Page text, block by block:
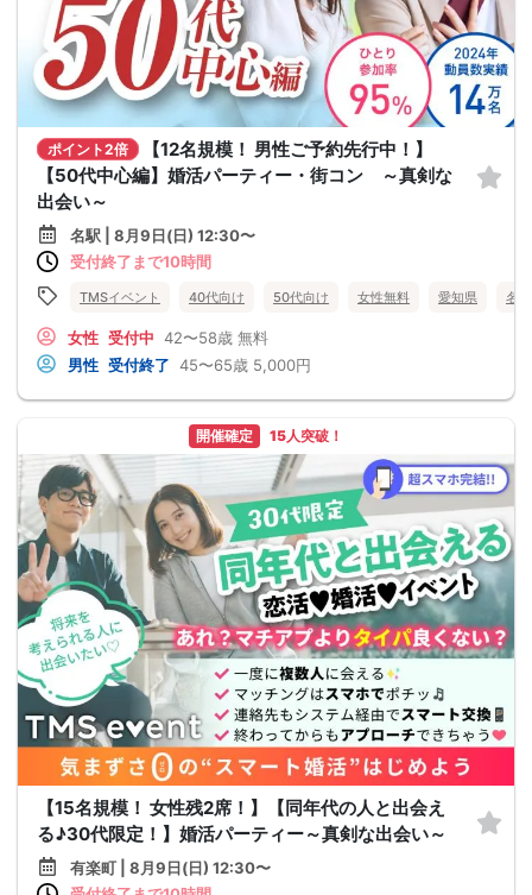
ポイント2倍
【12名規模！ 男性ご予約先行中！】
【50代中心編】婚活パーティー・街コン ～真剣な
出会い～
名駅 | 8月9日(日) 12:30〜
受付終了まで10時間
TMSイベント 40代向け 50代向け 女性無料 愛知県 名駅
女性 受付中 42〜58歳 無料
男性 受付終了 45〜65歳 5,000円
開催確定 15人突破！
【15名規模！ 女性残2席！】【同年代の人と出会え
る♪30代限定！】婚活パーティー～真剣な出会い～
有楽町 | 8月9日(日) 12:30〜